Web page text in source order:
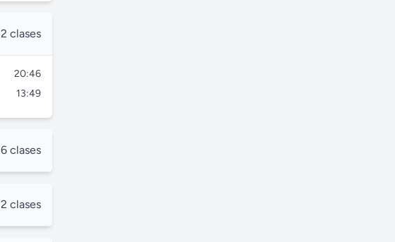
2 clases
20:46
13:49
6 clases
2 clases